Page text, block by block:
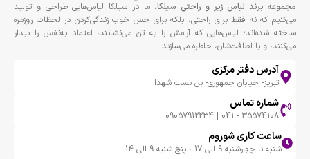
مجموعه برند لباس زير و راحتى سيلكا، ما در سیلکا لباس‌هایی طراحی و تولید
می‌کنیم که نه فقط برای راحتی، بلکه برای حس خوب زندگی‌کردن در لحظات روزمره
ساخته شده‌اند؛ لباس‌هایی که آرامش را به تن می‌نشانند، اعتماد به‌نفس را بیدار
می‌کنند، و با لطافت‌شان، خاطره می‌سازند.
آدرس دفتر مرکزی
تبریز- خیابان جمهوری- بن بست شهدا
شماره تماس
35574108 - 041 | 09057912234
ساعت کاری شوروم
شنبه تا چهارشنبه 9 الی 17 ، پنج شنبه 9 الی 14